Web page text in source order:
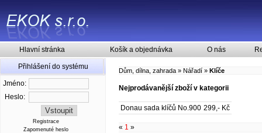
Hlavní stránka Košík a objednávka O nás
Přihlášení do systému
Jméno:
Heslo:
Registrace
Zapomenuté heslo
Dům, dílna, zahrada » Nářadí » Klíče
Nejprodávanější zboží v kategorii
Donau sada klíčů No.900 299,- Kč
« 1 »